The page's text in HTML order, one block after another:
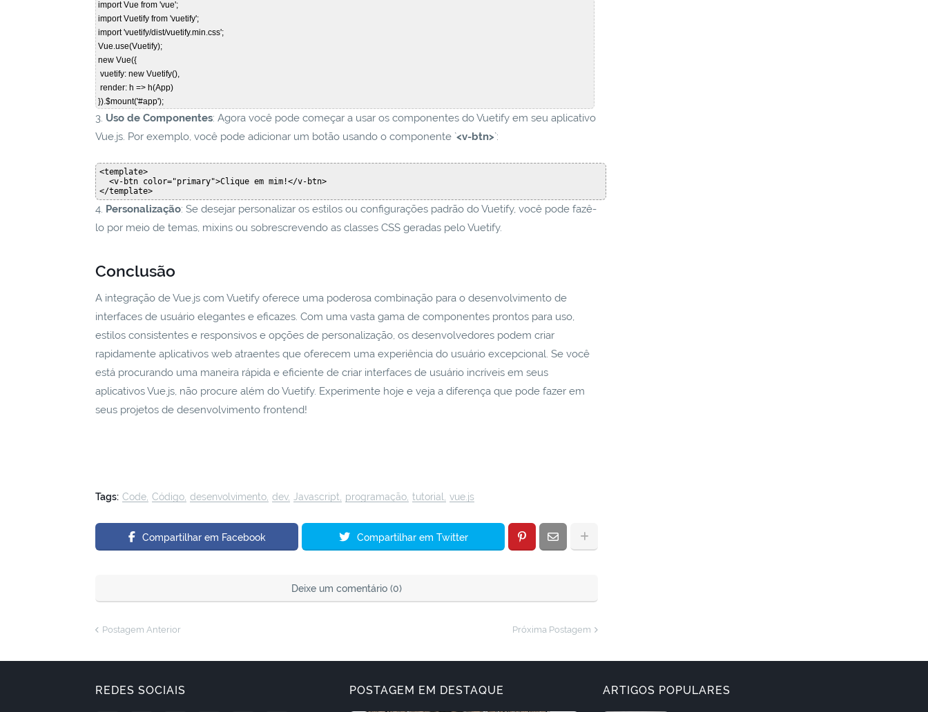
}).$mount('#app');
3. Uso de Componentes: Agora você pode começar a usar os componentes do Vuetify em seu aplicativo
Vue.js. Por exemplo, você pode adicionar um botão usando o componente `<v-btn>`:
<template>
4. Personalização: Se desejar personalizar os estilos ou configurações padrão do Vuetify, você pode fazê-
lo por meio de temas, mixins ou sobrescrevendo as classes CSS geradas pelo Vuetify.
Conclusão
A integração de Vue.js com Vuetify oferece uma poderosa combinação para o desenvolvimento de
interfaces de usuário elegantes e eficazes. Com uma vasta gama de componentes prontos para uso,
estilos consistentes e responsivos e opções de personalização, os desenvolvedores podem criar
rapidamente aplicativos web atraentes que oferecem uma experiência do usuário excepcional. Se você
está procurando uma maneira rápida e eficiente de criar interfaces de usuário incríveis em seus
aplicativos Vue.js, não procure além do Vuetify. Experimente hoje e veja a diferença que pode fazer em
seus projetos de desenvolvimento frontend!
Tags: Code Código desenvolvimento dev Javascript programação tutorial vue.js
Compartilhar em Facebook Compartilhar em Twitter
Deixe um comentário (0)
Postagem Anterior Próxima Postagem
REDES SOCIAIS POSTAGEM EM DESTAQUE ARTIGOS POPULARES